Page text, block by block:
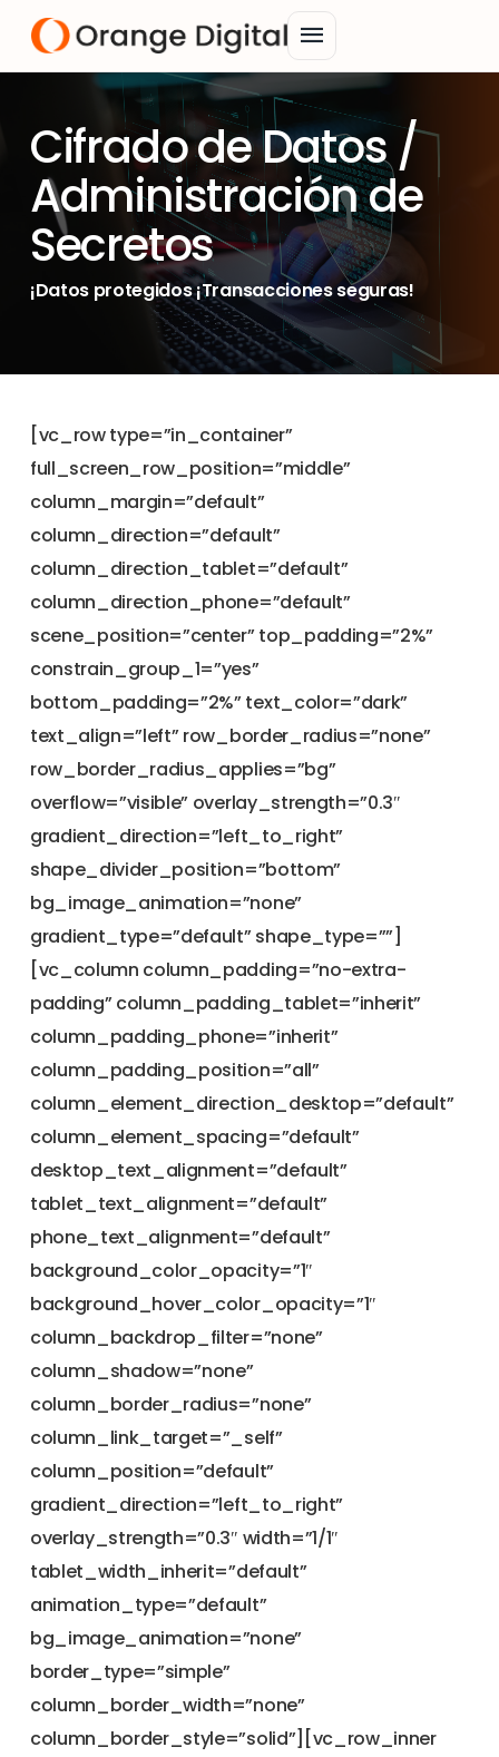
menu
Cifrado de Datos /
Administración de
Secretos
¡Datos protegidos ¡Transacciones seguras!
[vc_row type=”in_container”
full_screen_row_position=”middle”
column_margin=”default”
column_direction=”default”
column_direction_tablet=”default”
column_direction_phone=”default”
scene_position=”center” top_padding=”2%”
constrain_group_1=”yes”
bottom_padding=”2%” text_color=”dark”
text_align=”left” row_border_radius=”none”
row_border_radius_applies=”bg”
overflow=”visible” overlay_strength=”0.3″
gradient_direction=”left_to_right”
shape_divider_position=”bottom”
bg_image_animation=”none”
gradient_type=”default” shape_type=””]
[vc_column column_padding=”no-extra-
padding” column_padding_tablet=”inherit”
column_padding_phone=”inherit”
column_padding_position=”all”
column_element_direction_desktop=”default”
column_element_spacing=”default”
desktop_text_alignment=”default”
tablet_text_alignment=”default”
phone_text_alignment=”default”
background_color_opacity=”1″
background_hover_color_opacity=”1″
column_backdrop_filter=”none”
column_shadow=”none”
column_border_radius=”none”
column_link_target=”_self”
column_position=”default”
gradient_direction=”left_to_right”
overlay_strength=”0.3″ width=”1/1″
tablet_width_inherit=”default”
animation_type=”default”
bg_image_animation=”none”
border_type=”simple”
column_border_width=”none”
column_border_style=”solid”][vc_row_inner